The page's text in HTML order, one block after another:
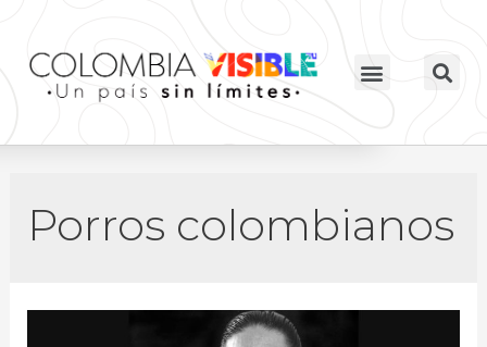
Porros colombianos